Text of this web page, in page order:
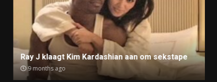
Ray J klaagt Kim Kardashian aan om sekstape
9 months ago